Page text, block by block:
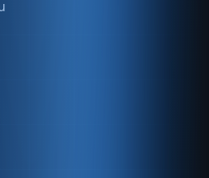
kritik stok seviyesinde